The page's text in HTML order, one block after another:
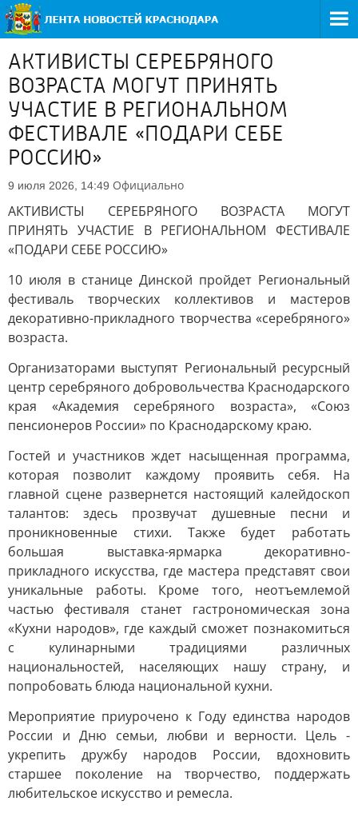
АКТИВИСТЫ СЕРЕБРЯНОГО
ВОЗРАСТА МОГУТ ПРИНЯТЬ
УЧАСТИЕ В РЕГИОНАЛЬНОМ
ФЕСТИВАЛЕ «ПОДАРИ СЕБЕ
РОССИЮ»
9 июля 2026, 14:49 Официально
АКТИВИСТЫ СЕРЕБРЯНОГО ВОЗРАСТА МОГУТ
ПРИНЯТЬ УЧАСТИЕ В РЕГИОНАЛЬНОМ ФЕСТИВАЛЕ
«ПОДАРИ СЕБЕ РОССИЮ»
10 июля в станице Динской пройдет Региональный
фестиваль творческих коллективов и мастеров
декоративно-прикладного творчества «серебряного»
возраста.
Организаторами выступят Региональный ресурсный
центр серебряного добровольчества Краснодарского
края «Академия серебряного возраста», «Союз
пенсионеров России» по Краснодарскому краю.
Гостей и участников ждет насыщенная программа,
которая позволит каждому проявить себя. На
главной сцене развернется настоящий калейдоскоп
талантов: здесь прозвучат душевные песни и
проникновенные стихи. Также будет работать
большая выставка-ярмарка декоративно-
прикладного искусства, где мастера представят свои
уникальные работы. Кроме того, неотъемлемой
частью фестиваля станет гастрономическая зона
«Кухни народов», где каждый сможет познакомиться
с кулинарными традициями различных
национальностей, населяющих нашу страну, и
попробовать блюда национальной кухни.
Мероприятие приурочено к Году единства народов
России и Дню семьи, любви и верности. Цель -
укрепить дружбу народов России, вдохновить
старшее поколение на творчество, поддержать
любительское искусство и ремесла.